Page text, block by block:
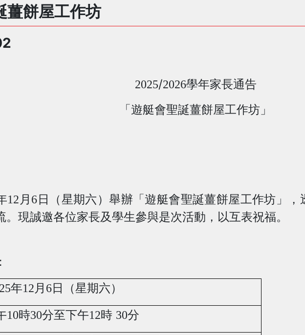
薑餅屋工作坊
2025/2026學年家長通告
「遊艇會聖誕薑餅屋工作坊」
12 月 6 日（星期六）舉辦「遊艇會聖誕薑餅屋工作坊」
。現誠邀各位家長及學生參與是次活動，以互表祝福。
：
年12月 6日（星期六）
10時30分至下午12時 30分